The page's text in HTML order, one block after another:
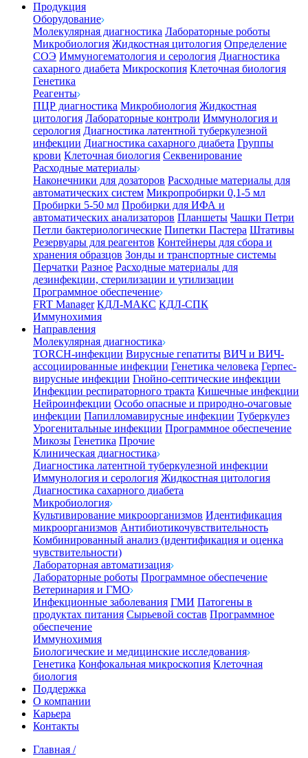
Продукция
Оборудование
Молекулярная диагностика Лабораторные роботы
Микробиология Жидкостная цитология Определение
СОЭ Иммуногематология и серология Диагностика
сахарного диабета Микроскопия Клеточная биология
Генетика
Реагенты
ПЦР диагностика Микробиология Жидкостная
цитология Лабораторные контроли Иммунология и
серология Диагностика латентной туберкулезной
инфекции Диагностика сахарного диабета Группы
крови Клеточная биология Секвенирование
Расходные материалы
Наконечники для дозаторов Расходные материалы для
автоматических систем Микропробирки 0,1-5 мл
Пробирки 5-50 мл Пробирки для ИФА и
автоматических анализаторов Планшеты Чашки Петри
Петли бактериологические Пипетки Пастера Штативы
Резервуары для реагентов Контейнеры для сбора и
хранения образцов Зонды и транспортные системы
Перчатки Разное Расходные материалы для
дезинфекции, стерилизации и утилизации
Программное обеспечение
FRT Manager КДЛ-МАКС КДЛ-СПК
Иммунохимия
Направления
Молекулярная диагностика
TORCH-инфекции Вирусные гепатиты ВИЧ и ВИЧ-
ассоциированные инфекции Генетика человека Герпес-
вирусные инфекции Гнойно-септические инфекции
Инфекции респираторного тракта Кишечные инфекции
Нейроинфекции Особо опасные и природно-очаговые
инфекции Папилломавирусные инфекции Туберкулез
Урогенитальные инфекции Программное обеспечение
Микозы Генетика Прочие
Клиническая диагностика
Диагностика латентной туберкулезной инфекции
Иммунология и серология Жидкостная цитология
Диагностика сахарного диабета
Микробиология
Культивирование микроорганизмов Идентификация
микроорганизмов Антибиотикочувствительность
Комбинированный анализ (идентификация и оценка
чувствительности)
Лабораторная автоматизация
Лабораторные роботы Программное обеспечение
Ветеринария и ГМО
Инфекционные заболевания ГМИ Патогены в
продуктах питания Сырьевой состав Программное
обеспечение
Иммунохимия
Биологические и медицинские исследования
Генетика Конфокальная микроскопия Клеточная
биология
Поддержка
О компании
Карьера
Контакты
Главная /